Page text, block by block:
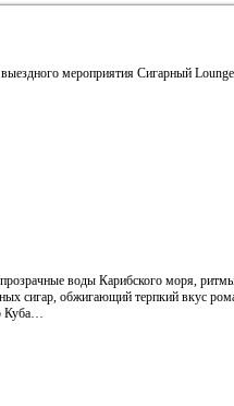
мероприятия Сигарный
воды Карибского моря,
сигар, обжигающий терпкий вкус
Куба…